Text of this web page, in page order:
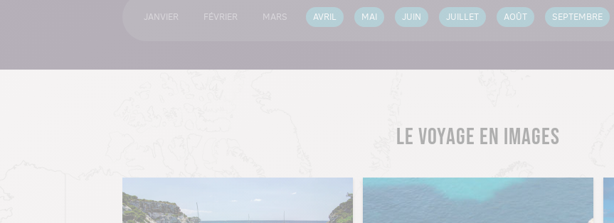
JANVIER FÉVRIER MARS AVRIL MAI JUIN JUILLET AOÛT SEPTEMBRE
LE VOYAGE EN IMAGES